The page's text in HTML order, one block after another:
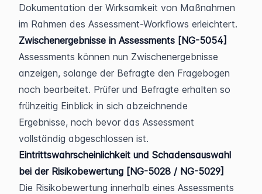
Dokumentation der Wirksamkeit von Maßnahmen
im Rahmen des Assessment-Workflows erleichtert.
Zwischenergebnisse in Assessments [NG-5054]
Assessments können nun Zwischenergebnisse
anzeigen, solange der Befragte den Fragebogen
noch bearbeitet. Prüfer und Befragte erhalten so
frühzeitig Einblick in sich abzeichnende
Ergebnisse, noch bevor das Assessment
vollständig abgeschlossen ist.
Eintrittswahrscheinlichkeit und Schadensauswahl
bei der Risikobewertung [NG-5028 / NG-5029]
Die Risikobewertung innerhalb eines Assessments